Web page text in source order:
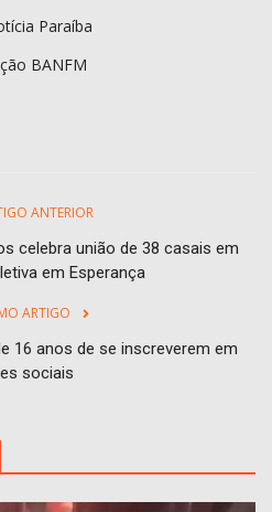
Paraíba
BANFM
ANTERIOR
celebra união de 38 casais em
em Esperança
ARTIGO
16 anos de se inscreverem em
sociais